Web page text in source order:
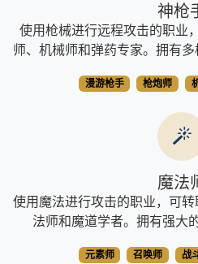
神枪
使用枪械进行远程攻击的职业
师、机械师和弹药专家。拥有多
漫游枪手 枪炮师
魔法
使用魔法进行攻击的职业，可
法师和魔道学者。拥有强大
元素师 召唤师 战